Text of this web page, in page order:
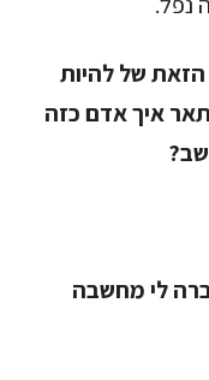
של להיות
איך אדם כזה
לי מחשבה